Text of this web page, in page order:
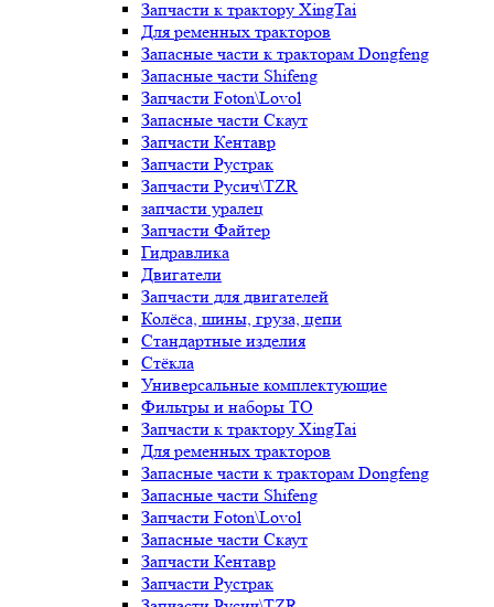
Запчасти к трактору XingTai
Для ременных тракторов
Запасные части к тракторам Dongfeng
Запасные части Shifeng
Запчасти Foton\Lovol
Запасные части Скаут
Запчасти Кентавр
Запчасти Рустрак
Запчасти Русич\TZR
запчасти уралец
Запчасти Файтер
Гидравлика
Двигатели
Запчасти для двигателей
Колёса, шины, груза, цепи
Стандартные изделия
Стёкла
Универсальные комплектующие
Фильтры и наборы ТО
Запчасти к трактору XingTai
Для ременных тракторов
Запасные части к тракторам Dongfeng
Запасные части Shifeng
Запчасти Foton\Lovol
Запасные части Скаут
Запчасти Кентавр
Запчасти Рустрак